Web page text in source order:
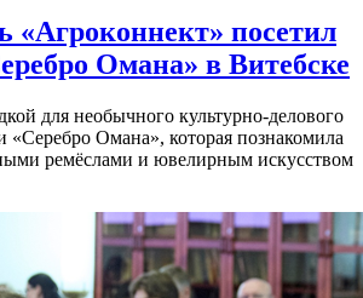
«Агроконнект» посетил
Омана» в Витебске
для необычного культурно-делового
Омана», которая познакомила
ремёслами и ювелирным искусством